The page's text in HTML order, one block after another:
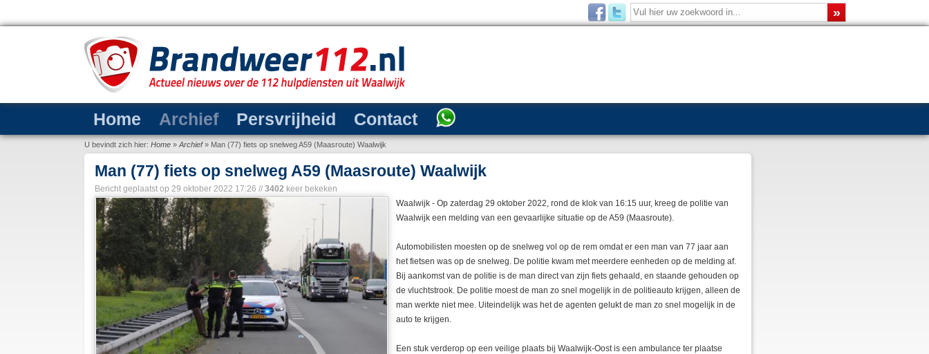
Home Archief Persvrijheid Contact
U bevindt zich hier: Home » Archief» Man (77) fiets op snelweg A59 (Maasroute) Waalwijk
Man (77) fiets op snelweg A59 (Maasroute) Waalwijk
Bericht geplaatst op 29 oktober 2022 17:26 // 3402 keer bekeken
Waalwijk - Op zaterdag 29 oktober 2022, rond de klok van 16:15 uur, kreeg de politie van
Waalwijk een melding van een gevaarlijke situatie op de A59 (Maasroute).
Automobilisten moesten op de snelweg vol op de rem omdat er een man van 77 jaar aan
het fietsen was op de snelweg. De politie kwam met meerdere eenheden op de melding af.
Bij aankomst van de politie is de man direct van zijn fiets gehaald, en staande gehouden op
de vluchtstrook. De politie moest de man zo snel mogelijk in de politieauto krijgen, alleen de
man werkte niet mee. Uiteindelijk was het de agenten gelukt de man zo snel mogelijk in de
auto te krijgen.
Een stuk verderop op een veilige plaats bij Waalwijk-Oost is een ambulance ter plaatse